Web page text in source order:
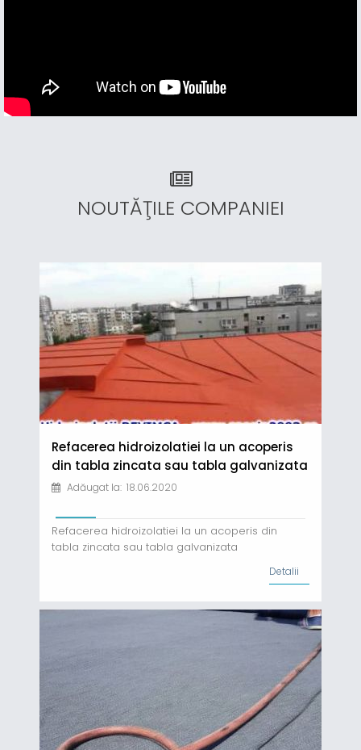
NOUTĂŢILE COMPANIEI
Refacerea hidroizolatiei la un acoperis
din tabla zincata sau tabla galvanizata
Adăugat la: 18.06.2020
Refacerea hidroizolatiei la un acoperis din
tabla zincata sau tabla galvanizata
Detalii